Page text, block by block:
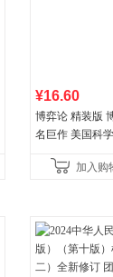
¥16.60
博弈论 精装版
名巨作 美国科
加入购